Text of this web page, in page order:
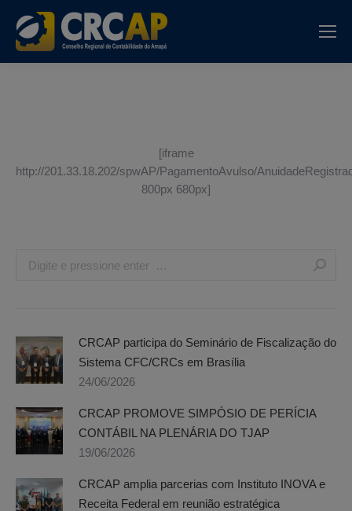
[iframe
http://201.33.18.202/spwAP/PagamentoAvulso/
800px 680px]
Search:
CRCAP participa do Seminário de Fiscalização do
Sistema CFC/CRCs em Brasília
24/06/2026
CRCAP PROMOVE SIMPÓSIO DE PERÍCIA
CONTÁBIL NA PLENÁRIA DO TJAP
19/06/2026
CRCAP amplia parcerias com Instituto INOVA e
Receita Federal em reunião estratégica